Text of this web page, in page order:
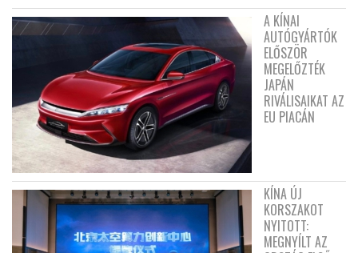
A KÍNAI
AUTÓGYÁRTÓK
ELŐSZÖR
MEGELŐZTÉK
JAPÁN
RIVÁLISAIKAT AZ
EU PIACÁN
KÍNA ÚJ
KORSZAKOT
NYITOTT:
MEGNYÍLT AZ